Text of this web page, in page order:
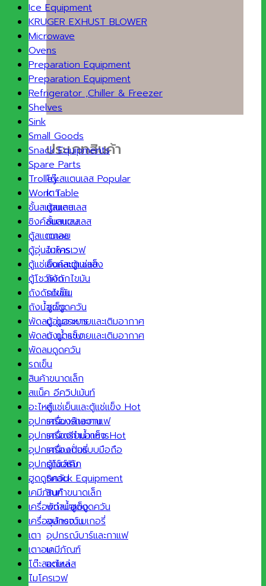
ประเภทสินค้า
โต๊ะสแตนเลส
เตา
ตู้สแตนเลส
ชั้นสแตนเลส
เตาอบ
ไมโครเวฟ
ซิงค์สแตนเลส
ถังดักไขมัน
รถเข็น
ฮูดดูดควัน
ตู้อุ่นอาหาร
ถังน้ำแข็ง
ตู้แช่เย็นและตู้แช่แข็ง
เครื่องล้างจาน
เครื่องทำน้ำแข็ง
เครื่องปั่นแบบมือถือ
ตู้โชว์เค้ก
Snack Equipment
สินค้าขนาดเล็ก
พัดลมฮูดดูดควัน
อุปกรณ์เบเกอรี่
อุปกรณ์บาร์และกาแฟ
เคมีภัณฑ์
อะไหล่
Ice Equipment
KRUGER EXHUST BLOWER
Microwave
Ovens
Preparation Equipment
Preparation Equipment
Refrigerator ,Chiller & Freezer
Shelves
Sink
Small Goods
Snack Equipments
Spare Parts
Trolley
Work Table
ชั้นสแตนเลส
ซิงค์สแตนเลส
ตู้สแตนเลส
ตู้อุ่นอาหาร
ตู้แช่เย็นและตู้แช่แข็ง
ตู้โชว์เค้ก
ถังดักไขมัน
ถังน้ำแข็ง
พัดลม ดูดระบายและเติมอากาศ
พัดลม ดูดระบายและเติมอากาศ
พัดลมดูดควัน
รถเข็น
สินค้าขนาดเล็ก
สแน็ค อีควิปเม้นท์
อะไหล่
อุปกรณ์บาร์และกาแฟ
อุปกรณ์เตรียมอาหาร
อุปกรณ์เบเกอรี่
อุปกรณ์เสริม
ฮูดดูดควัน
เคมีภัณฑ์
เครื่องทำน้ำแข็ง
เครื่องล้างจาน
เตา
เตาอบ
โต๊ะสแตนเลส
ไมโครเวฟ